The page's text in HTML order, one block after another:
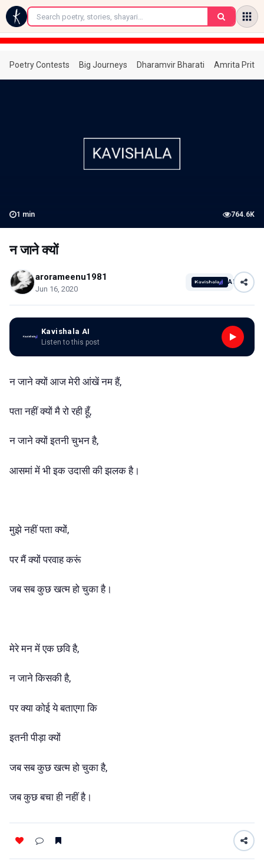
←
Poetry Contests Big Journeys Dharamvir Bharati Amrita
1 min 764.6K
न जाने क्यों
arorameenu1981
Jun 16, 2020
AI
Kavishala AI
Listen to this post
न जाने क्यों आज मेरी आंखें नम हैं,
पता नहीं क्यों मै रो रही हूँ,
न जाने क्यों इतनी चुभन है,
आसमां में भी इक उदासी की झलक है।
मुझे नहीं पता क्यों,
पर मैं क्यों परवाह करूं
जब सब कुछ खत्म हो चुका है।
मेरे मन में एक छवि है,
न जाने किसकी है,
पर क्या कोई ये बताएगा कि
इतनी पीड़ा क्यों
जब सब कुछ खत्म हो चुका है,
जब कुछ बचा ही नहीं है।